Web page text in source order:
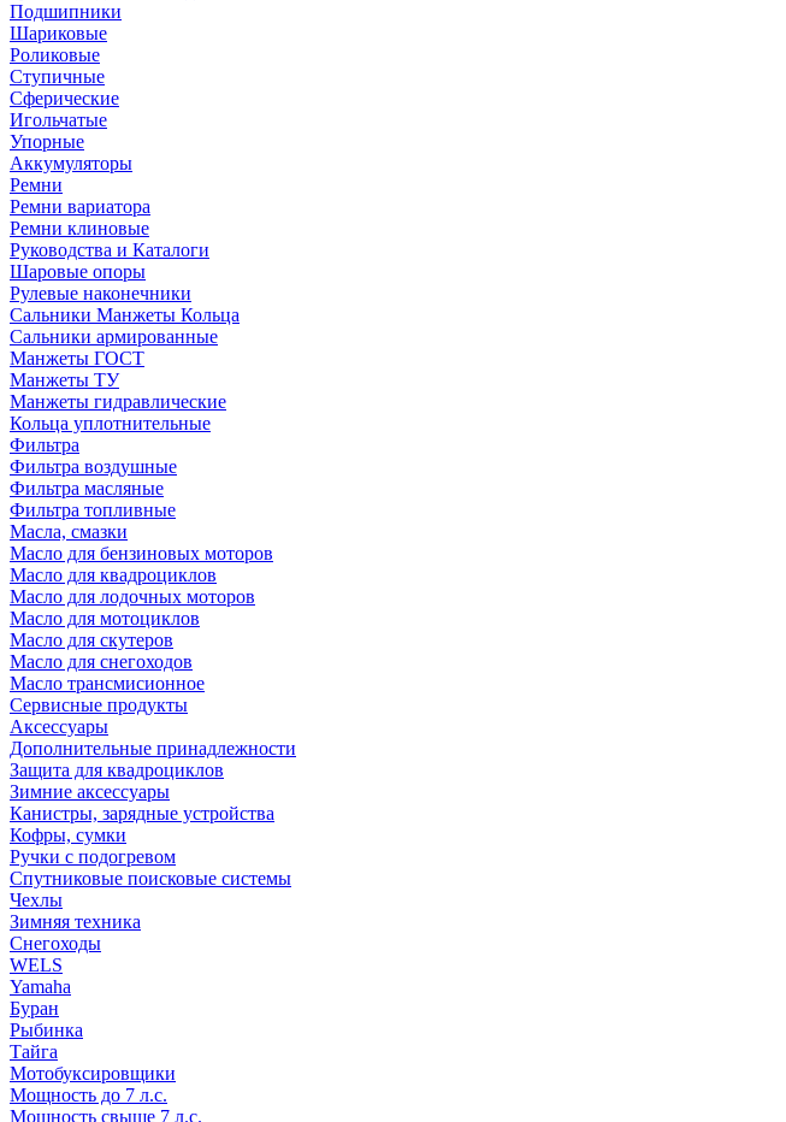
Подшипники
Шариковые
Роликовые
Ступичные
Сферические
Игольчатые
Упорные
Аккумуляторы
Ремни
Ремни вариатора
Ремни клиновые
Руководства и Каталоги
Шаровые опоры
Рулевые наконечники
Сальники Манжеты Кольца
Сальники армированные
Манжеты ГОСТ
Манжеты ТУ
Манжеты гидравлические
Кольца уплотнительные
Фильтра
Фильтра воздушные
Фильтра масляные
Фильтра топливные
Масла, смазки
Масло для бензиновых моторов
Масло для квадроциклов
Масло для лодочных моторов
Масло для мотоциклов
Масло для скутеров
Масло для снегоходов
Масло трансмисионное
Сервисные продукты
Аксессуары
Дополнительные принадлежности
Защита для квадроциклов
Зимние аксессуары
Канистры, зарядные устройства
Кофры, сумки
Ручки с подогревом
Спутниковые поисковые системы
Чехлы
Зимняя техника
Снегоходы
WELS
Yamaha
Буран
Рыбинка
Тайга
Мотобуксировщики
Мощность до 7 л.с.
Мощность свыше 7 л.с.